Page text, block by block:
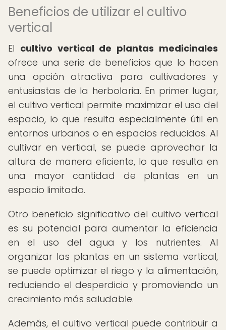
Beneficios de utilizar el cultivo
vertical
El cultivo vertical de plantas medicinales
ofrece una serie de beneficios que lo hacen
una opción atractiva para cultivadores y
entusiastas de la herbolaria. En primer lugar,
el cultivo vertical permite maximizar el uso del
espacio, lo que resulta especialmente útil en
entornos urbanos o en espacios reducidos. Al
cultivar en vertical, se puede aprovechar la
altura de manera eficiente, lo que resulta en
una mayor cantidad de plantas en un
espacio limitado.
Otro beneficio significativo del cultivo vertical
es su potencial para aumentar la eficiencia
en el uso del agua y los nutrientes. Al
organizar las plantas en un sistema vertical,
se puede optimizar el riego y la alimentación,
reduciendo el desperdicio y promoviendo un
crecimiento más saludable.
Además, el cultivo vertical puede contribuir a